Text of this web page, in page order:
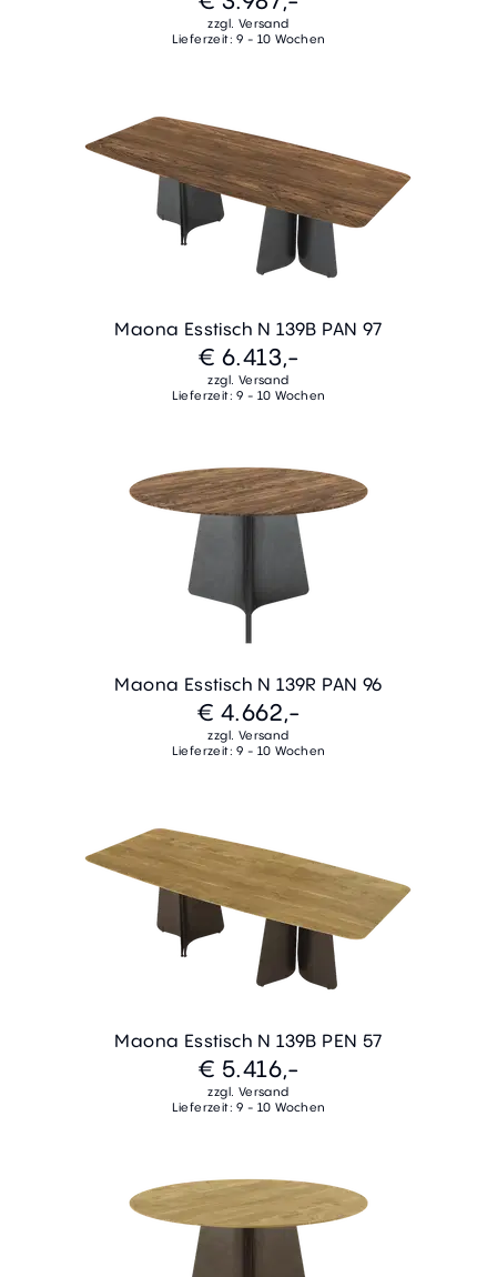
zzgl. Versand
Lieferzeit: 9 - 10 Wochen
Maona Esstisch N 139B PAN 97
€ 6.413,-
zzgl. Versand
Lieferzeit: 9 - 10 Wochen
Maona Esstisch N 139R PAN 96
€ 4.662,-
zzgl. Versand
Lieferzeit: 9 - 10 Wochen
Maona Esstisch N 139B PEN 57
€ 5.416,-
zzgl. Versand
Lieferzeit: 9 - 10 Wochen